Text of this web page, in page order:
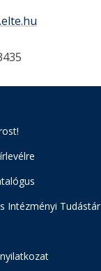
Intézményi Tudástár